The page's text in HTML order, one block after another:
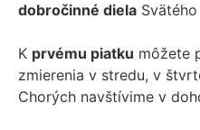
dobročinné diela
K prvému piatku môžete
zmierenia v stredu, v
Chorých navštívime v